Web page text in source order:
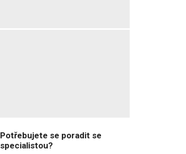
Potřebujete se poradit se
specialistou?